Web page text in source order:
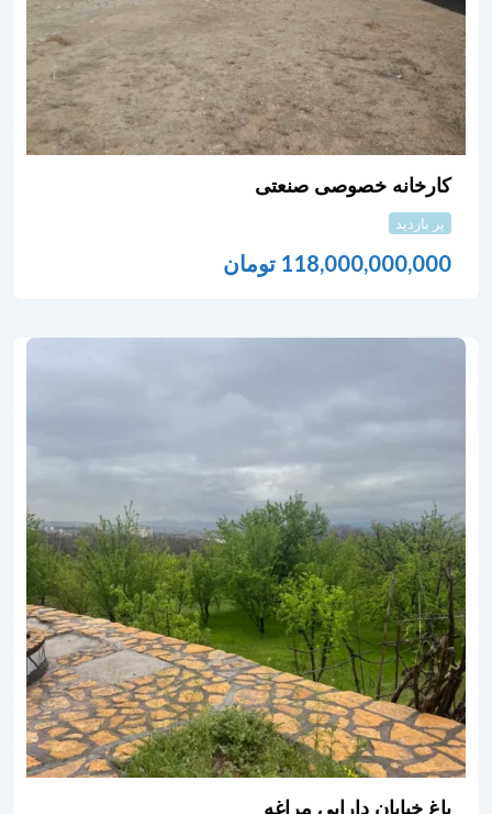
کارخانه خصوصی صنعتی
پر بازدید
118,000,000,000 تومان
باغ خیابان دارایی مراغه